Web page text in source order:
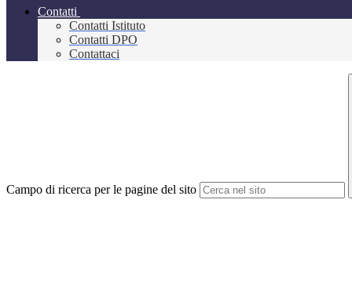
Contatti
Contatti Istituto
Contatti DPO
Contattaci
Campo di ricerca per le pagine del sito